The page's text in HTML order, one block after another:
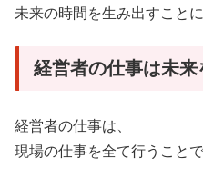
未来の時間を生み出すことに
経営者の仕事は未来
経営者の仕事は、
現場の仕事を全て行うこと